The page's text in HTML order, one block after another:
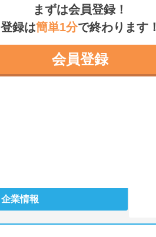
まずは会員登録！
登録は簡単1分で終わります！
会員登録
企業情報